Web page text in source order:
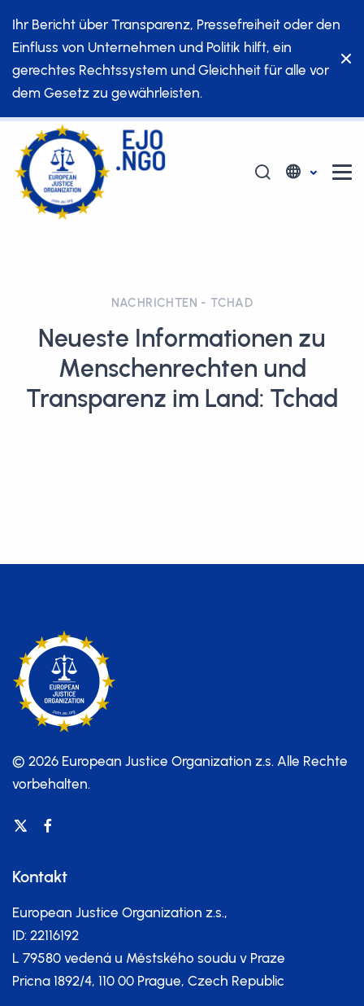
Ihr Bericht über Transparenz, Pressefreiheit oder den
Einfluss von Unternehmen und Politik hilft, ein
gerechtes Rechtssystem und Gleichheit für alle vor
dem Gesetz zu gewährleisten.
NACHRICHTEN - TCHAD
Neueste Informationen zu
Menschenrechten und
Transparenz im Land: Tchad
© 2026 European Justice Organization z.s. Alle Rechte
vorbehalten.
Kontakt
European Justice Organization z.s.,
ID: 22116192
L 79580 vedená u Městského soudu v Praze
Pricna 1892/4, 110 00 Prague, Czech Republic